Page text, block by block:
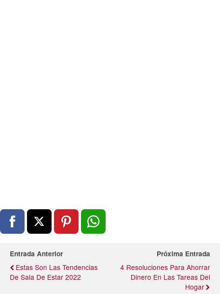
Entrada Anterior
Estas Son Las Tendencias
De Sala De Estar 2022
Próxima Entrada
4 Resoluciones Para Ahorrar
Dinero En Las Tareas Del
Hogar